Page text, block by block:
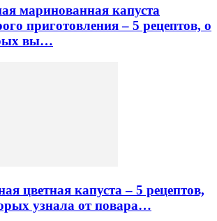
маринованная капуста
приготовления – 5 рецептов, о
вы…
цветная капуста – 5 рецептов,
узнала от повара…